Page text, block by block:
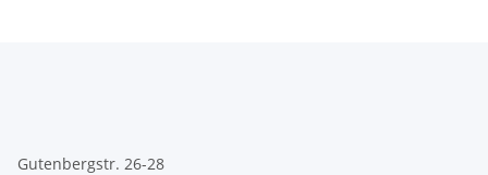
Gutenbergstr. 26-28